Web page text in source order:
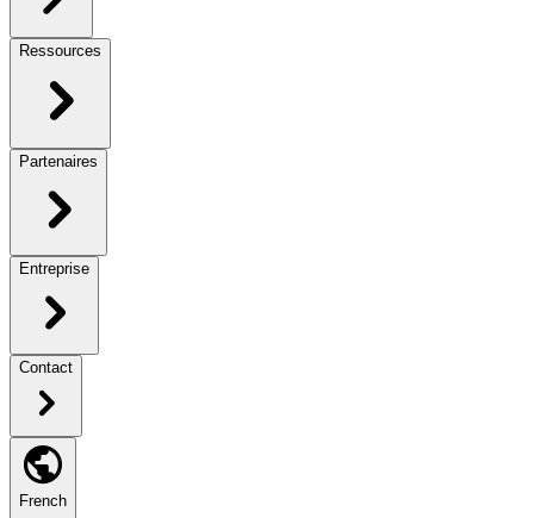
Ressources
Partenaires
Entreprise
Contact
French